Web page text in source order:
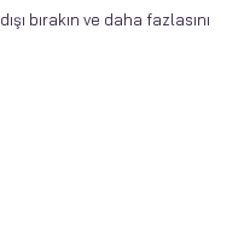
bırakın ve daha fazlasını